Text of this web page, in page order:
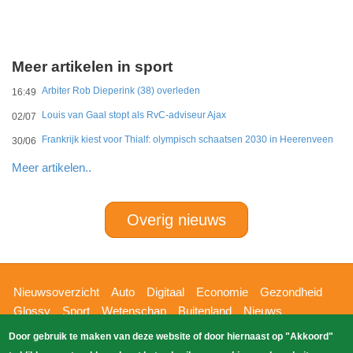
Meer artikelen in sport
16:49 Arbiter Rob Dieperink (38) overleden
02/07 Louis van Gaal stopt als RvC-adviseur Ajax
30/06 Frankrijk kiest voor Thialf: olympisch schaatsen 2030 in Heerenveen
Meer artikelen..
Overig nieuws
Hoofdnavigatie
Nieuwsoverzicht Auto Digitaal Economie
Gezondheid
Glossy
Sport Wetenschap Buitenland
Nieuws
Bizzpress
Blik op 112 Provincies
Weekoverzicht
Zoeken
Copyright Blik Op Nieuws 2026gehost
Door gebruik te maken van deze website of door hiernaast op "Akkoord"